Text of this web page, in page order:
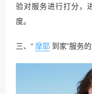
验对服务进行打分，
度。
三、“ 摩耶 到家”服务